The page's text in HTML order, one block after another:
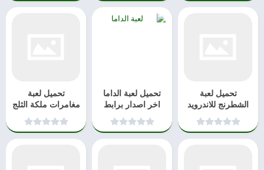
تحميل لعبة
الشطرنج للاندرويد
2021
تحميل لعبة الداما
اخر اصدار برابط
مباشر للاندرويد
تحميل لعبة
مغامرات ملكة الثلج
من Disney
للاندرويد